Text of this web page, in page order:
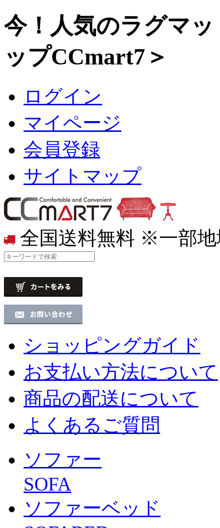
今！人気のラグマッ
ップCCmart7＞
ログイン
マイページ
会員登録
サイトマップ
全国送料無料 ※一部地
ショッピングガイド
お支払い方法について
商品の配送について
よくあるご質問
ソファー
SOFA
ソファーベッド